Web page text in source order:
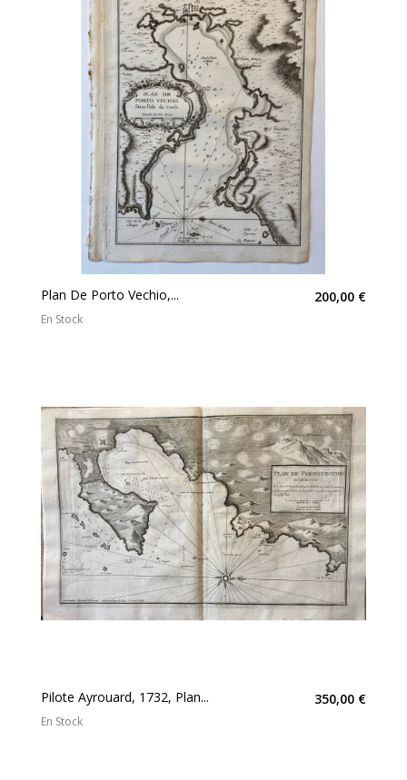
Plan De Porto Vechio,... 200,00 €
En Stock
Pilote Ayrouard, 1732, Plan... 350,00 €
En Stock